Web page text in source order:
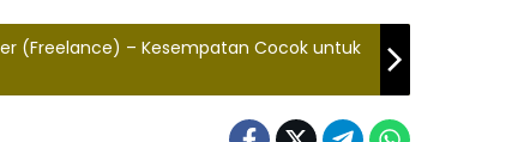
(Freelance) – Kesempatan Cocok untuk